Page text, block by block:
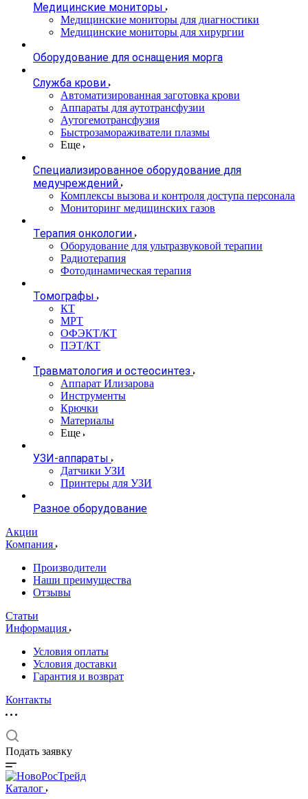
Медицинские мониторы
Медицинские мониторы для диагностики
Медицинские мониторы для хирургии
Оборудование для оснащения морга
Служба крови
Автоматизированная заготовка крови
Аппараты для аутотрансфузии
Аутогемотрансфузия
Быстрозамораживатели плазмы
Еще
Специализированное оборудование для
медучреждений
Комплексы вызова и контроля доступа персонала
Мониторинг медицинских газов
Терапия онкологии
Оборудование для ультразвуковой терапии
Радиотерапия
Фотодинамическая терапия
Томографы
КТ
МРТ
ОФЭКТ/КТ
ПЭТ/КТ
Травматология и остеосинтез
Аппарат Илизарова
Инструменты
Крючки
Материалы
Еще
УЗИ-аппараты
Датчики УЗИ
Принтеры для УЗИ
Разное оборудование
Акции
Компания
Производители
Наши преимущества
Отзывы
Статьи
Информация
Условия оплаты
Условия доставки
Гарантия и возврат
Контакты
Подать заявку
Каталог